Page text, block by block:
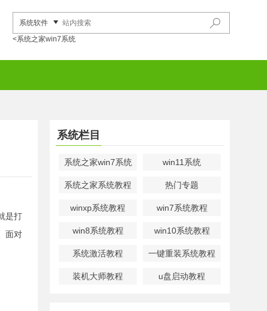
系统软件
<系统之家win7系统
是打
面对
系统栏目
系统之家win7系统 win11系统
系统之家系统教程 热门专题
winxp系统教程 win7系统教程
win8系统教程 win10系统教程
系统激活教程 一键重装系统教程
装机大师教程 u盘启动教程